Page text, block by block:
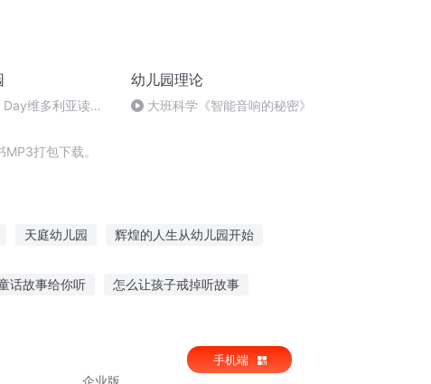
维多利亚读小
幼儿园理论
大班科学《智能音响的秘密》
打包下载。
天庭幼儿园 辉煌的人生从幼儿园开始
话故事给你听 怎么让孩子戒掉听故事
企业版
手机端